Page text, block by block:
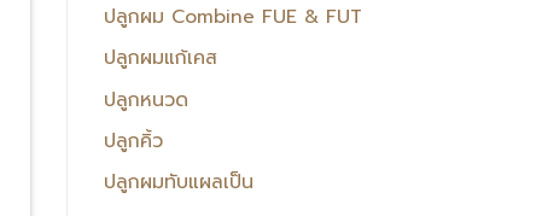
ปลูกผม Combine FUE & FUT
ปลูกผมแก้เคส
ปลูกหนวด
ปลูกคิ้ว
ปลูกผมทับแผลเป็น